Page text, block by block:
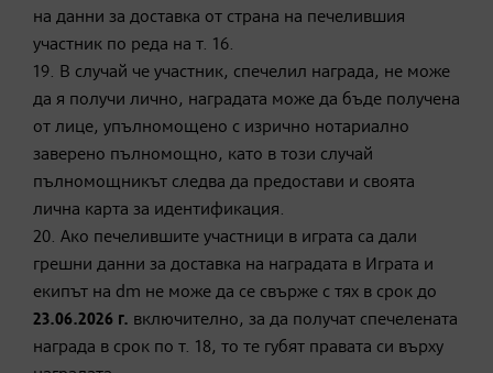
на данни за доставка от страна на печелившия
участник по реда на т. 16.
19. В случай че участник, спечелил награда, не може
да я получи лично, наградата може да бъде получена
от лице, упълномощено с изрично нотариално
заверено пълномощно, като в този случай
пълномощникът следва да предостави и своята
лична карта за идентификация.
20. Ако печелившите участници в играта са дали
грешни данни за доставка на наградата в Играта и
екипът на dm не може да се свърже с тях в срок до
23.06.2026 г. включително, за да получат спечелената
награда в срок по т. 18, то те губят правата си върху